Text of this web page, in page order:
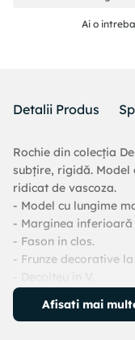
Ai o
Detalii Produs
Rochie din colecția
subțire, rigidă. Model
ridicat de vascoza.
- Model cu lungime
- Marginea
- Fason in clos.
- Frunze decorative la
- Mâneci lungi, ajustate.
- Închidere cu
Afisati mai